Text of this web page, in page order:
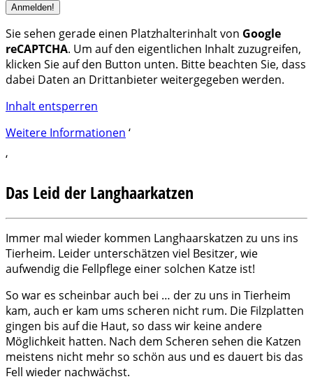
Sie sehen gerade einen Platzhalterinhalt von Google
reCAPTCHA. Um auf den eigentlichen Inhalt zuzugreifen,
klicken Sie auf den Button unten. Bitte beachten Sie, dass
dabei Daten an Drittanbieter weitergegeben werden.
Inhalt entsperren
Weitere Informationen ‘
‘
Das Leid der Langhaarkatzen
Immer mal wieder kommen Langhaarskatzen zu uns ins
Tierheim. Leider unterschätzen viel Besitzer, wie
aufwendig die Fellpflege einer solchen Katze ist!
So war es scheinbar auch bei … der zu uns in Tierheim
kam, auch er kam ums scheren nicht rum. Die Filzplatten
gingen bis auf die Haut, so dass wir keine andere
Möglichkeit hatten. Nach dem Scheren sehen die Katzen
meistens nicht mehr so schön aus und es dauert bis das
Fell wieder nachwächst.